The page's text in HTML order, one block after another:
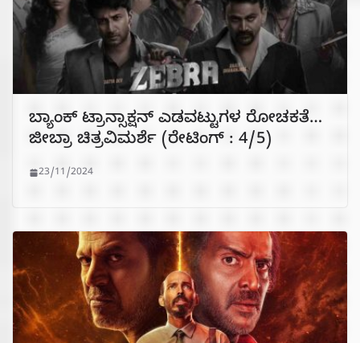
ಬ್ಯಾಂಕ್ ಟ್ರಾನ್ಸಾಕ್ಷನ್ ಎಡವಟ್ಟುಗಳ ರೋಚಕತೆ…
ಜೀಬ್ರಾ ಚಿತ್ರವಿಮರ್ಶೆ (ರೇಟಿಂಗ್ : 4/5)
23/11/2024